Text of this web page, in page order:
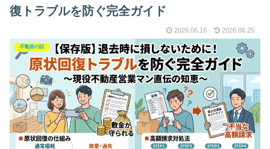
復トラブルを防ぐ完全ガイド
2026.06.16 2026.06.25
不動産の話